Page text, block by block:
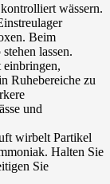
wässern.
Beim
lassen.
Ruhebereiche zu
und
wirbelt Partikel
Halten Sie
Sie